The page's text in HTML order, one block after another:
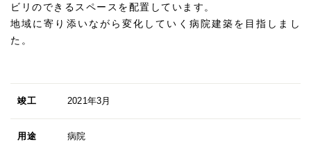
ビリのできるスペースを配置しています。
地域に寄り添いながら変化していく病院建築を目指しまし
た。
竣工 2021年3月
用途 病院